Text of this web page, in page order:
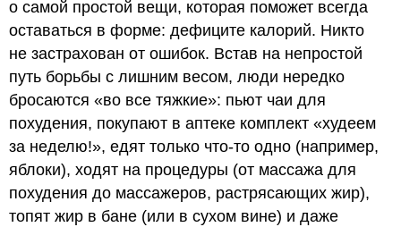
о самой простой вещи, которая поможет всегда
оставаться в форме: дефиците калорий. Никто
не застрахован от ошибок. Встав на непростой
путь борьбы с лишним весом, люди нередко
бросаются «во все тяжкие»: пьют чаи для
похудения, покупают в аптеке комплект «худеем
за неделю!», едят только что-то одно (например,
яблоки), ходят на процедуры (от массажа для
похудения до массажеров, растрясающих жир),
топят жир в бане (или в сухом вине) и даже